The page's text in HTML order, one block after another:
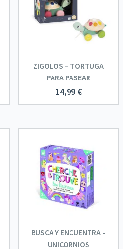
ZIGOLOS – TORTUGA
PARA PASEAR
14,99 €
BUSCA Y ENCUENTRA –
UNICORNIOS